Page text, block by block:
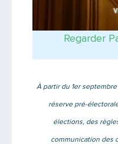
Regarder
À partir du 1er
réserve pré-
élections, des
communication des